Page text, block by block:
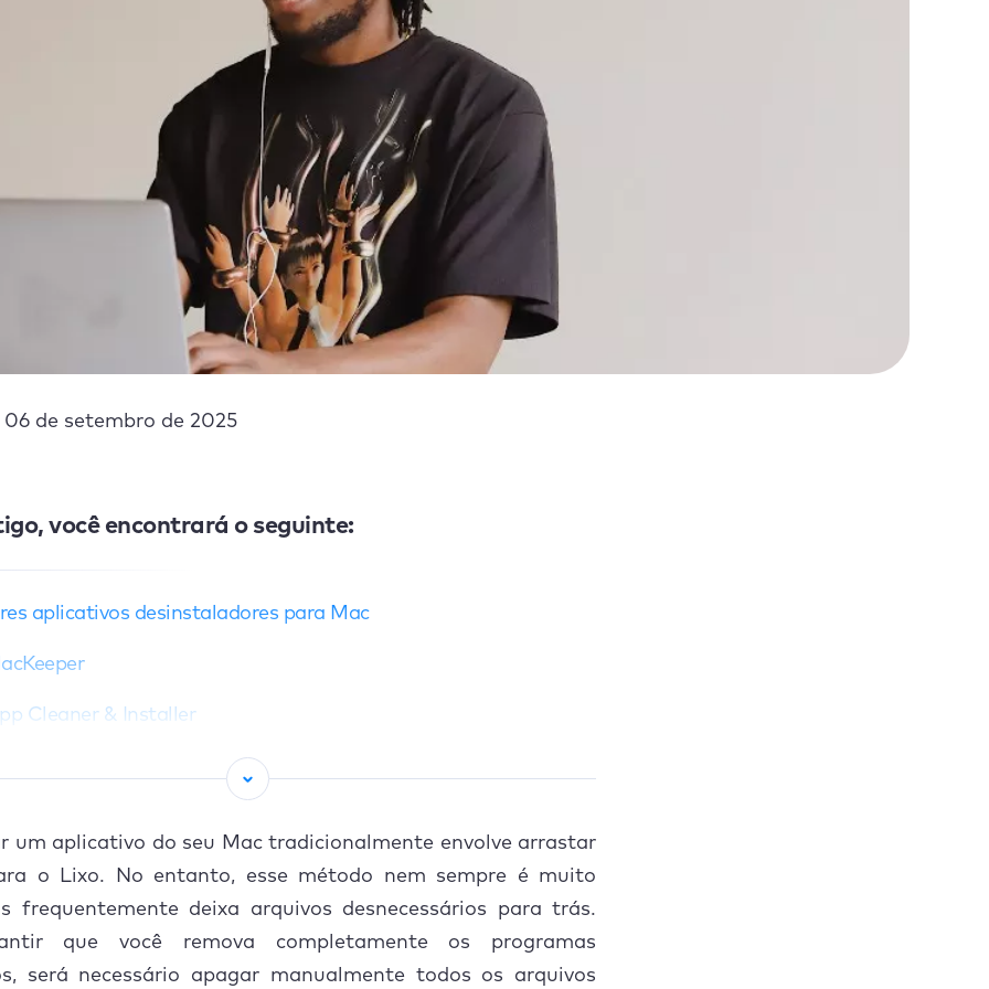
06 de setembro de 2025
você encontrará o seguinte:
aplicativos desinstaladores para Mac
Cleaner & Installer
Uninstaller
Zapper
Cleanser
um aplicativo do seu Mac tradicionalmente envolve arrastar
o Lixo. No entanto, esse método nem sempre é muito
frequentemente deixa arquivos desnecessários para trás.
que você remova completamente os programas
será necessário apagar manualmente todos os arquivos